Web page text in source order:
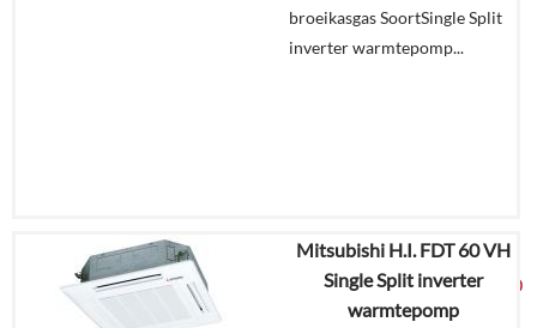
broeikasgas SoortSingle Split
inverter warmtepomp...
€8.551,07
€4.489,00
Mitsubishi H.I. FDT 60 VH
Single Split inverter
warmtepomp